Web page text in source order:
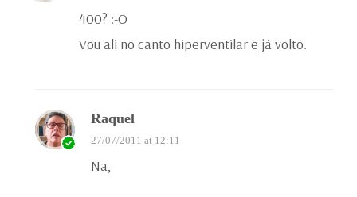
400? :-O
Vou ali no canto hiperventilar e já volto.
Raquel
27/07/2011 at 12:11
Na,